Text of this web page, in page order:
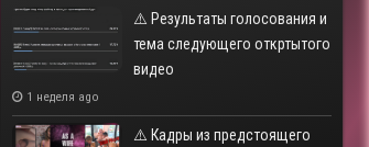
⚠️ Результаты голосования и
тема следующего откртытого
видео
1 неделя ago
⚠️ Кадры из предстоящего